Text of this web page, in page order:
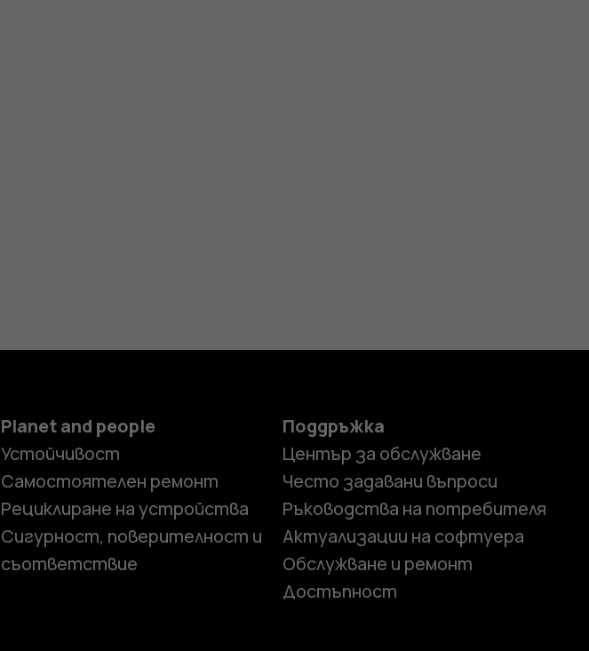
Planet and people
Устойчивост
Самостоятелен ремонт
Рециклиране на устройства
Сигурност, поверителност и
съответствие
Поддръжка
Център за обслужване
Често задавани въпроси
Ръководства на потребителя
Актуализации на софтуера
Обслужване и ремонт
Достъпност